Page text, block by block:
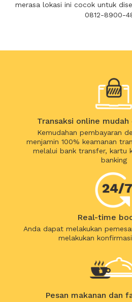
merasa lokasi ini cocok untuk
0812-8900-
Transaksi online
Kemudahan pembayaran
menjamin 100% keamanan
melalui bank transfer, kartu
banking
Real-time
Anda dapat melakukan
melakukan
Pesan makanan dan